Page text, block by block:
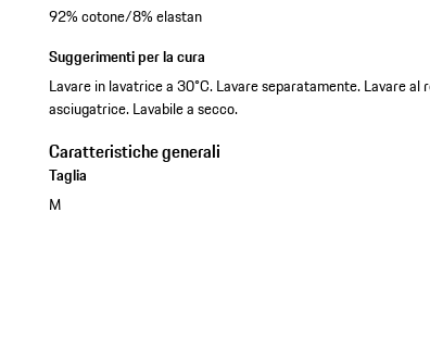
92% cotone/8% elastan
Suggerimenti per la cura
Lavare in lavatrice a 30°C. Lavare separatamente. Lavare
asciugatrice. Lavabile a secco.
Caratteristiche generali
Taglia
M